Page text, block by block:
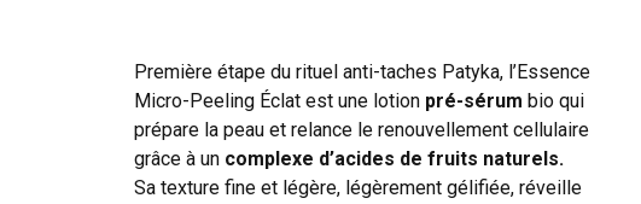
Première étape du rituel anti-taches Patyka, l’Essence
Micro-Peeling Éclat est une lotion pré-sérum bio qui
prépare la peau et relance le renouvellement cellulaire
grâce à un complexe d’acides de fruits naturels.
Sa texture fine et légère, légèrement gélifiée, réveille